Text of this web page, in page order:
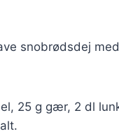
snobrødsdej
25 g gær, 2 dl